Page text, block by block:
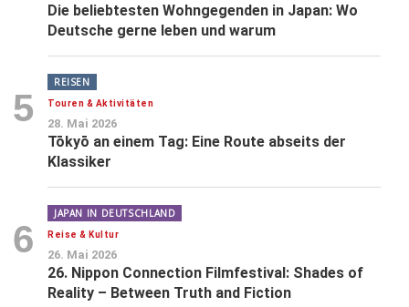
Die beliebtesten Wohngegenden in Japan: Wo
Deutsche gerne leben und warum
5
REISEN
Touren & Aktivitäten
28. Mai 2026
Tōkyō an einem Tag: Eine Route abseits der
Klassiker
6
JAPAN IN DEUTSCHLAND
Reise & Kultur
26. Mai 2026
26. Nippon Connection Filmfestival: Shades of
Reality – Between Truth and Fiction